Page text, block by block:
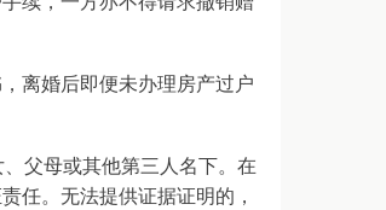
离婚后即便未办理房产过户
父母或其他第三人名下。在
任。无法提供证据证明的，